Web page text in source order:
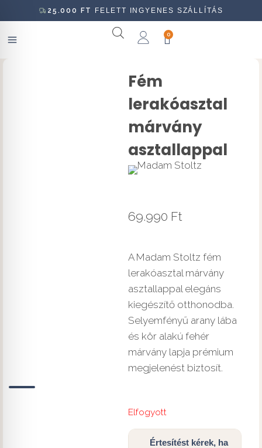
25.000 FT FELETT INGYENES SZÁLLÍTÁS
0
Fém
lerakóasztal
márvány
asztallappal
69.990 Ft
A Madam Stoltz fém
lerakóasztal márvány
asztallappal elegáns
kiegészítő otthonodba.
Selyemfényű arany lába
és kör alakú fehér
márvány lapja prémium
megjelenést biztosít.
Elfogyott
Értesítést kérek, ha